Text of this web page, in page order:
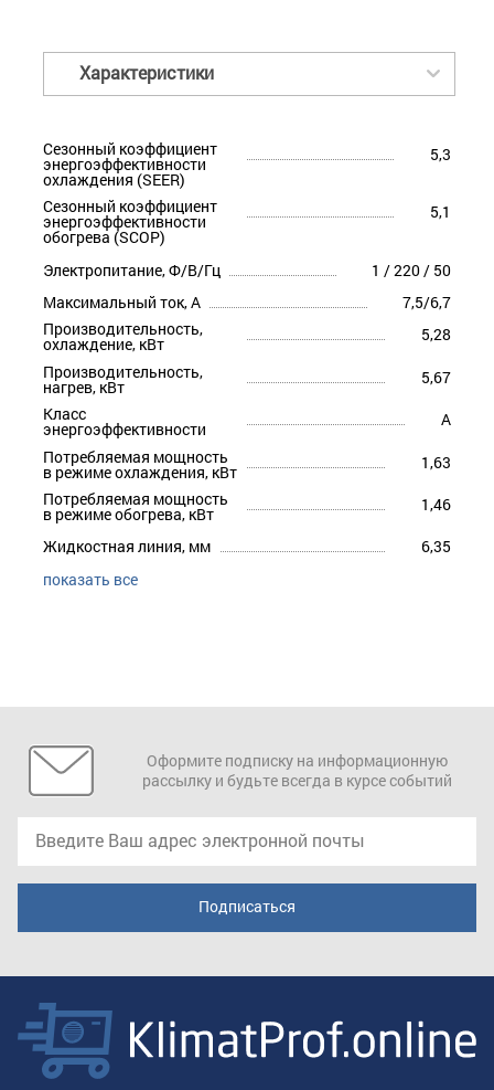
Характеристики
Сезонный коэффициент
энергоэффективности
охлаждения (SEER)
5,3
Сезонный коэффициент
энергоэффективности
обогрева (SCOP)
5,1
Электропитание, Ф/В/Гц
1 / 220 / 50
Максимальный ток, А
7,5/6,7
Производительность,
охлаждение, кВт
5,28
Производительность,
нагрев, кВт
5,67
Класс
энергоэффективности
A
Потребляемая мощность
в режиме охлаждения, кВт
1,63
Потребляемая мощность
в режиме обогрева, кВт 1,46
Жидкостная линия, мм
6,35
показать все
Оформите подписку на информационную
рассылку и будьте всегда в курсе событий